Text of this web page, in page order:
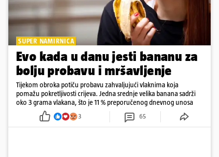
SUPER NAMIRNICA
Evo kada u danu jesti bananu za
bolju probavu i mršavljenje
Tijekom obroka potiču probavu zahvaljujući vlaknima koja
pomažu pokretljivosti crijeva. Jedna srednje velika banana sadrži
oko 3 grama vlakana, što je 11 % preporučenog dnevnog unosa
3 65